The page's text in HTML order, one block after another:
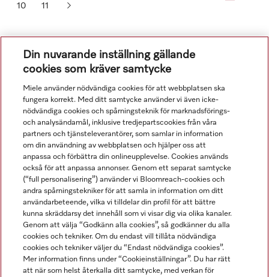
10
11
Navigering
Service
Din nuvarande inställning gällande
cookies som kräver samtycke
Miele använder nödvändiga cookies för att webbplatsen ska
fungera korrekt. Med ditt samtycke använder vi även icke-
nödvändiga cookies och spårningsteknik för marknadsförings-
och analysändamål, inklusive tredjepartscookies från våra
partners och tjänsteleverantörer, som samlar in information
om din användning av webbplatsen och hjälper oss att
anpassa och förbättra din onlineupplevelse. Cookies används
också för att anpassa annonser. Genom ett separat samtycke
(“full personalisering”) använder vi Bloomreach-cookies och
andra spårningstekniker för att samla in information om ditt
användarbeteende, vilka vi tilldelar din profil för att bättre
kunna skräddarsy det innehåll som vi visar dig via olika kanaler.
Genom att välja “Godkänn alla cookies”, så godkänner du alla
cookies och tekniker. Om du endast vill tillåta nödvändiga
cookies och tekniker väljer du “Endast nödvändiga cookies”.
Mer information finns under “Cookieinställningar”. Du har rätt
att när som helst återkalla ditt samtycke, med verkan för